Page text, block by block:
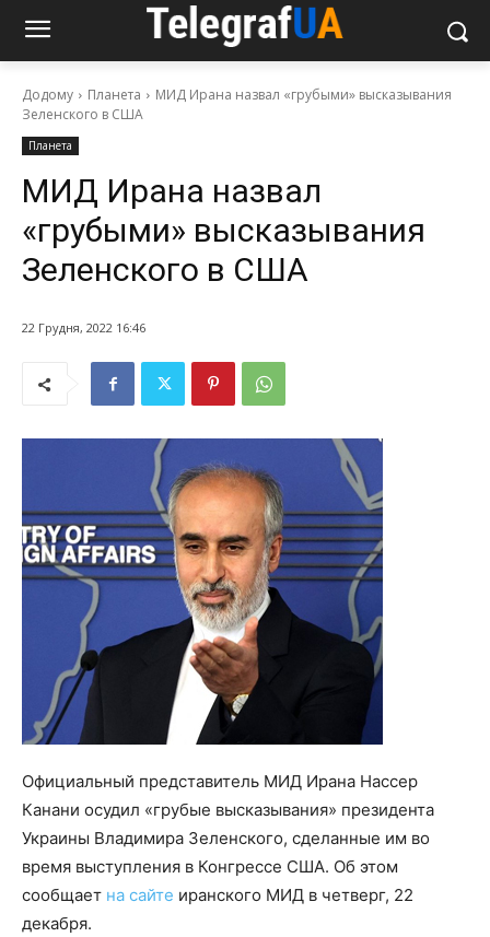
Додому Планета
МИД Ирана назвал «грубыми» высказывания
Зеленского в США
Планета
МИД Ирана назвал
«грубыми» высказывания
Зеленского в США
22 Грудня, 2022 16:46
Официальный представитель МИД Ирана Насcер
Канани осудил «грубые высказывания» президента
Украины Владимира Зеленского, сделанные им во
время выступления в Конгрессе США. Об этом
сообщает на сайте иранского МИД в четверг, 22
декабря.